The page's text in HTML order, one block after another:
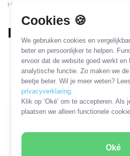
Cookies 🍪
We gebruiken cookies en
beter en persoonlijker te helpen.
ervoor dat de website goed werkt en
analytische functie. Zo maken we
beetje beter. Wil je meer weten?
privacyverklaring.
Klik op ‘Oké’ om te accepteren.
plaatsen we alleen functionele
Oké
Home
IDE kabels en adapters
IDE - IDE kabels en
3 PRODUCTEN
Filters